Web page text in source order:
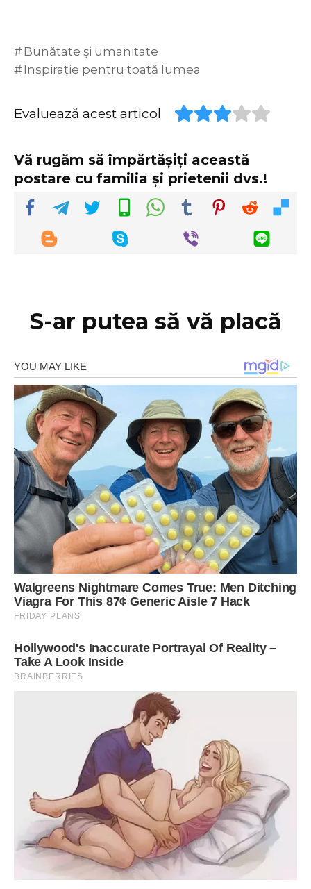
Bunătate și umanitate
Inspirație pentru toată lumea
Evaluează acest articol
Vă rugăm să împărtășiți această
postare cu familia și prietenii dvs.!
S-ar putea să vă placă